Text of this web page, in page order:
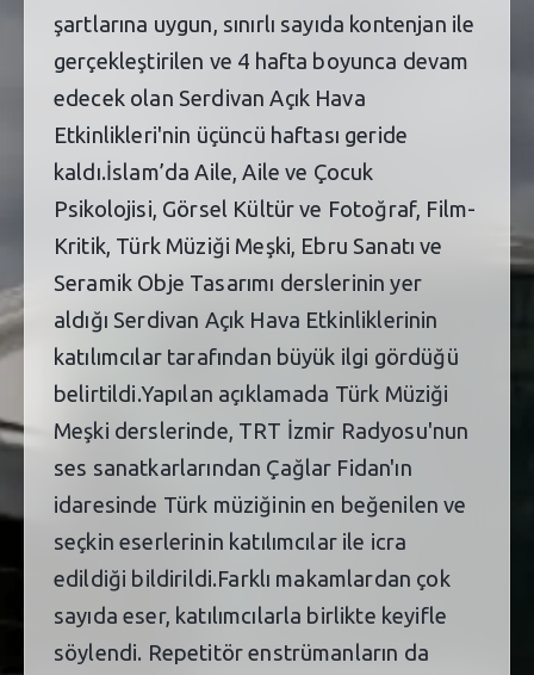
şartlarına uygun, sınırlı sayıda kontenjan ile
gerçekleştirilen ve 4 hafta boyunca devam
edecek olan Serdivan Açık Hava
Etkinlikleri'nin üçüncü haftası geride
kaldı.İslam’da Aile, Aile ve Çocuk
Psikolojisi, Görsel Kültür ve Fotoğraf, Film-
Kritik, Türk Müziği Meşki, Ebru Sanatı ve
Seramik Obje Tasarımı derslerinin yer
aldığı Serdivan Açık Hava Etkinliklerinin
katılımcılar tarafından büyük ilgi gördüğü
belirtildi.Yapılan açıklamada Türk Müziği
Meşki derslerinde, TRT İzmir Radyosu'nun
ses sanatkarlarından Çağlar Fidan'ın
idaresinde Türk müziğinin en beğenilen ve
seçkin eserlerinin katılımcılar ile icra
edildiği bildirildi.Farklı makamlardan çok
sayıda eser, katılımcılarla birlikte keyifle
söylendi. Repetitör enstrümanların da
PLANETARYUM